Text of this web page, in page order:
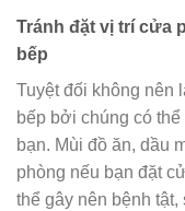
Tránh đặt vị trí cửa
bếp
Tuyệt đối không nên
bếp bởi chúng có
bạn. Mùi đồ ăn, dầu
phòng nếu bạn đặt
thể gây nên bệnh